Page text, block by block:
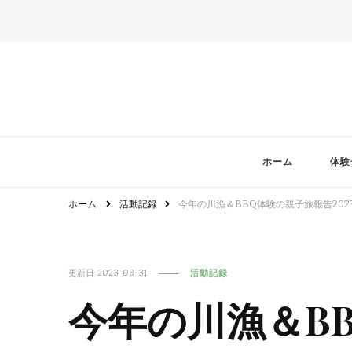
ホーム 体
ホーム 活動記録 今年の川漁＆BBQ体験の親子旅報告
更新日:2023-08-31 活動記録
今年の川漁＆